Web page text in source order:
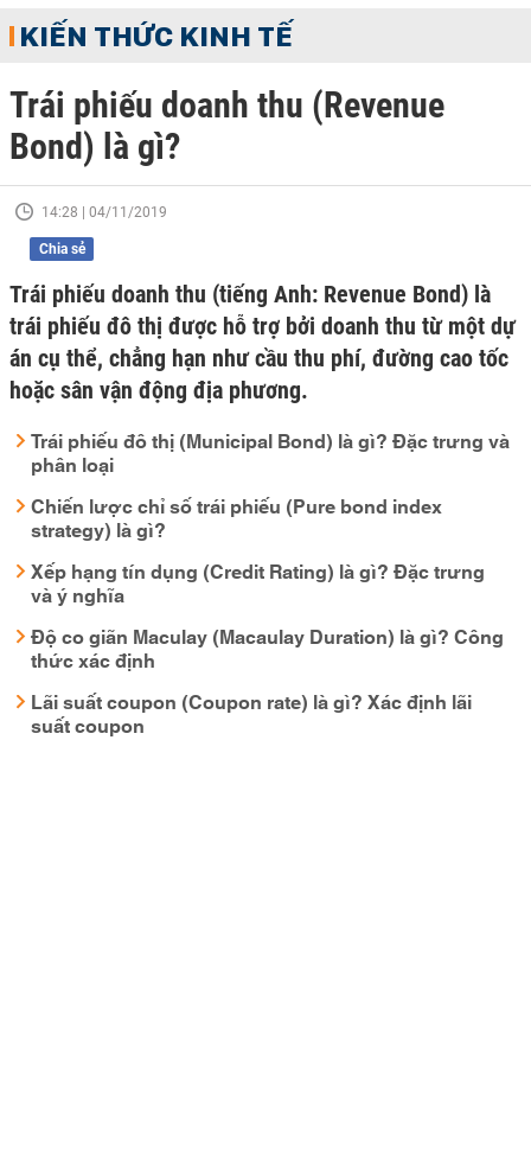
KIẾN THỨC KINH TẾ
Trái phiếu doanh thu (Revenue
Bond) là gì?
14:28 | 04/11/2019
Chia sẻ
Trái phiếu doanh thu (tiếng Anh: Revenue Bond) là
trái phiếu đô thị được hỗ trợ bởi doanh thu từ một dự
án cụ thể, chẳng hạn như cầu thu phí, đường cao tốc
hoặc sân vận động địa phương.
Trái phiếu đô thị (Municipal Bond) là gì? Đặc trưng và
phân loại
Chiến lược chỉ số trái phiếu (Pure bond index
strategy) là gì?
Xếp hạng tín dụng (Credit Rating) là gì? Đặc trưng
và ý nghĩa
Độ co giãn Maculay (Macaulay Duration) là gì? Công
thức xác định
Lãi suất coupon (Coupon rate) là gì? Xác định lãi
suất coupon